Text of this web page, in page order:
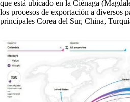
que está ubicado en la Ciénaga
los procesos de exportación a diversos
principales Corea del Sur, China,